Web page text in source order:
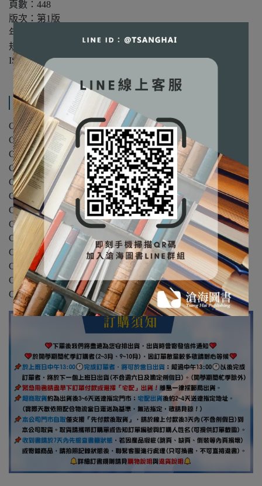
頁數：448
版次：第1版
年份：2021年
規格：16開/平裝/雙色
ISBN：9789860651560
產品內容與運送說明
Chapter 1 供應鏈管理概論
Chapter 2 商業通路與管理
Chapter 3 策略規劃
Chapter 4 需求預測與管理
Chapter 5 顧客服務與品質管理
Chapter 6 供應鏈合約管理
Chapter 7 存貨控制與管理
Chapter 8 供應網規劃與經營
Chapter 9 供應鏈資訊科技
Chapter 10 跨境電子商務
Chapter 11 國際貨物運輸與管理
Chapter 12 第三方物流與全球運籌
Chapter 13 現代供應鏈管理模式